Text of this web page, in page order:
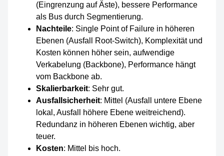
(Eingrenzung auf Äste), bessere Performance
als Bus durch Segmentierung.
Nachteile: Single Point of Failure in höheren
Ebenen (Ausfall Root-Switch), Komplexität und
Kosten können höher sein, aufwendige
Verkabelung (Backbone), Performance hängt
vom Backbone ab.
Skalierbarkeit: Sehr gut.
Ausfallsicherheit: Mittel (Ausfall untere Ebene
lokal, Ausfall höhere Ebene weitreichend).
Redundanz in höheren Ebenen wichtig, aber
teuer.
Kosten: Mittel bis hoch.